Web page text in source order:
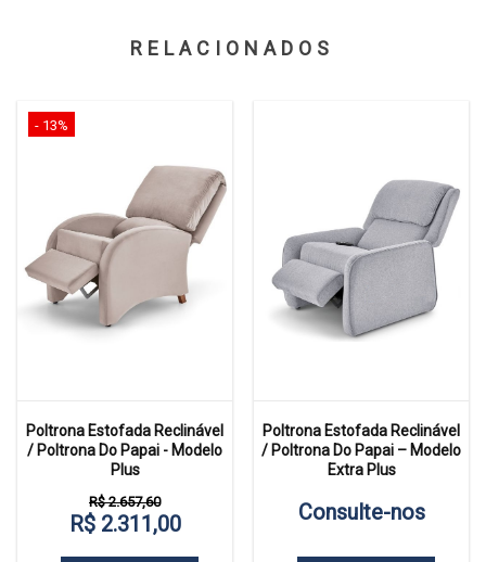
RELACIONADOS
- 13%
Poltrona Estofada Reclinável
/ Poltrona Do Papai - Modelo
Plus
R$ 2.657,60
R$ 2.311,00
Poltrona Estofada Reclinável
/ Poltrona Do Papai – Modelo
Extra Plus
Consulte-nos